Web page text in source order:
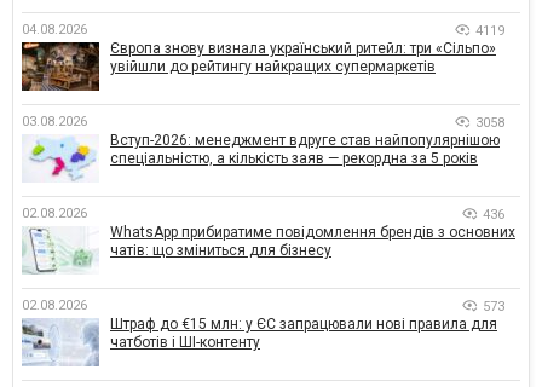
04.08.2026 4119
Європа знову визнала український ритейл: три «Сільпо»
увійшли до рейтингу найкращих супермаркетів
03.08.2026 3058
Вступ-2026: менеджмент вдруге став найпопулярнішою
спеціальністю, а кількість заяв — рекордна за 5 років
02.08.2026 436
WhatsApp прибиратиме повідомлення брендів з основних
чатів: що зміниться для бізнесу
02.08.2026 573
Штраф до €15 млн: у ЄС запрацювали нові правила для
чатботів і ШІ-контенту